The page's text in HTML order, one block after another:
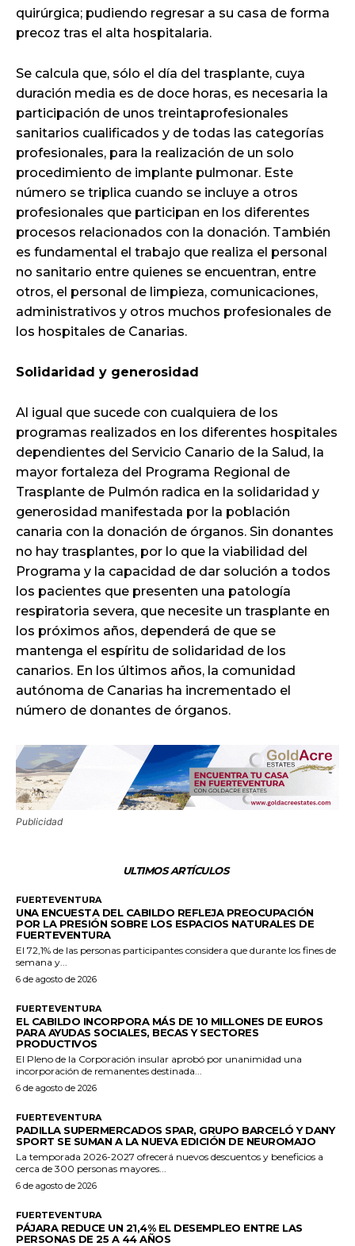
quirúrgica; pudiendo regresar a su casa de forma
precoz tras el alta hospitalaria.
Se calcula que, sólo el día del trasplante, cuya
duración media es de doce horas, es necesaria la
participación de unos treintaprofesionales
sanitarios cualificados y de todas las categorías
profesionales, para la realización de un solo
procedimiento de implante pulmonar. Este
número se triplica cuando se incluye a otros
profesionales que participan en los diferentes
procesos relacionados con la donación. También
es fundamental el trabajo que realiza el personal
no sanitario entre quienes se encuentran, entre
otros, el personal de limpieza, comunicaciones,
administrativos y otros muchos profesionales de
los hospitales de Canarias.
Solidaridad y generosidad
Al igual que sucede con cualquiera de los
programas realizados en los diferentes hospitales
dependientes del Servicio Canario de la Salud, la
mayor fortaleza del Programa Regional de
Trasplante de Pulmón radica en la solidaridad y
generosidad manifestada por la población
canaria con la donación de órganos. Sin donantes
no hay trasplantes, por lo que la viabilidad del
Programa y la capacidad de dar solución a todos
los pacientes que presenten una patología
respiratoria severa, que necesite un trasplante en
los próximos años, dependerá de que se
mantenga el espíritu de solidaridad de los
canarios. En los últimos años, la comunidad
autónoma de Canarias ha incrementado el
número de donantes de órganos.
Publicidad
ULTIMOS ARTÍCULOS
FUERTEVENTURA
UNA ENCUESTA DEL CABILDO REFLEJA PREOCUPACIÓN
POR LA PRESIÓN SOBRE LOS ESPACIOS NATURALES DE
FUERTEVENTURA
El 72,1% de las personas participantes considera que durante los fines de
semana y...
6 de agosto de 2026
FUERTEVENTURA
EL CABILDO INCORPORA MÁS DE 10 MILLONES DE EUROS
PARA AYUDAS SOCIALES, BECAS Y SECTORES
PRODUCTIVOS
El Pleno de la Corporación insular aprobó por unanimidad una
incorporación de remanentes destinada...
6 de agosto de 2026
FUERTEVENTURA
PADILLA SUPERMERCADOS SPAR, GRUPO BARCELÓ Y DANY
SPORT SE SUMAN A LA NUEVA EDICIÓN DE NEUROMAJO
La temporada 2026-2027 ofrecerá nuevos descuentos y beneficios a
cerca de 300 personas mayores...
6 de agosto de 2026
FUERTEVENTURA
PÁJARA REDUCE UN 21,4% EL DESEMPLEO ENTRE LAS
PERSONAS DE 25 A 44 AÑOS